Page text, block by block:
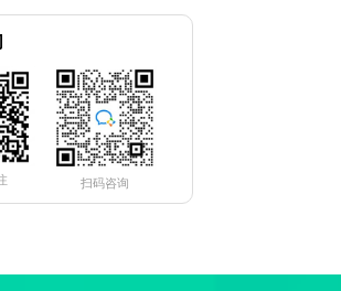
扫码咨询